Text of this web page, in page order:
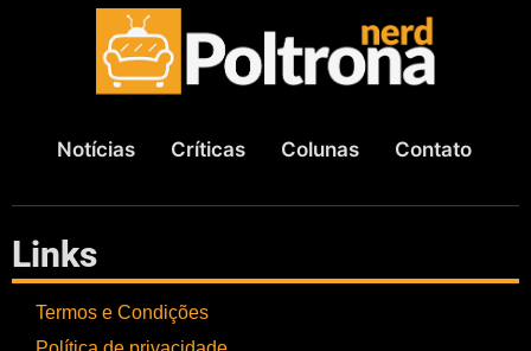
Notícias Críticas Colunas Contato
Links
Termos e Condições